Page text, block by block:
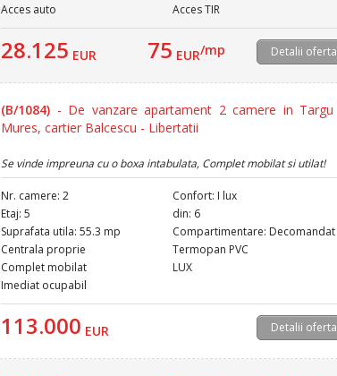
Acces auto
Acces TIR
28.125 EUR 75 EUR/mp Detalii oferta
(B/1084) - De vanzare apartament 2 camere in Targu
Mures, cartier Balcescu - Libertatii
Se vinde impreuna cu o boxa intabulata, Complet mobilat si utilat!
Nr. camere: 2
Confort: I lux
Etaj: 5
din: 6
Suprafata utila: 55.3 mp
Compartimentare: Decomandat
Centrala proprie
Termopan PVC
Complet mobilat
LUX
Imediat ocupabil
113.000 EUR Detalii oferta